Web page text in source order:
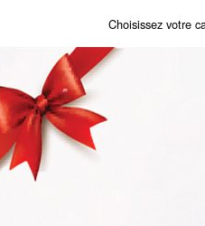
Choisissez votre